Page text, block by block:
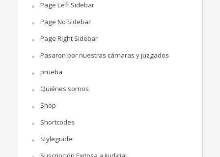
Page Left Sidebar
Page No Sidebar
Page Right Sidebar
Pasaron por nuestras cámaras y juzgados
prueba
Quiénes somos
Shop
Shortcodes
Styleguide